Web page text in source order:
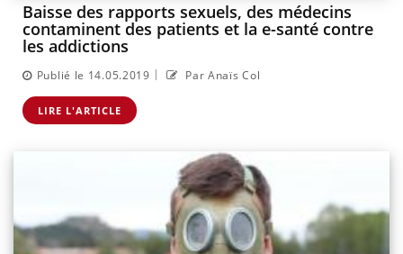
Baisse des rapports sexuels, des médecins
contaminent des patients et la e-santé contre
les addictions
Publié le 14.05.2019 | Par Anaïs Col
LIRE L'ARTICLE